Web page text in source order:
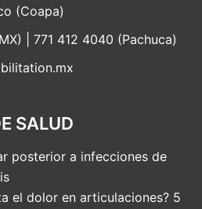
(Coapa)
| 771 412 4040 (Pachuca)
SALUD
posterior a infecciones de
el dolor en articulaciones? 5